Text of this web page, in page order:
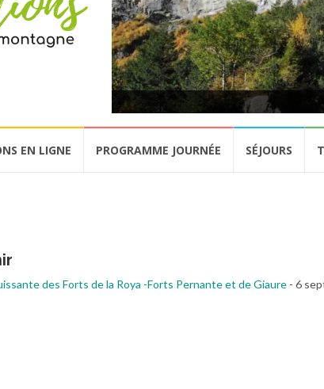
EN LIGNE PROGRAMME JOURNÉE SÉJOURS
des Forts de la Roya -Forts Pernante et de Giaure - 6